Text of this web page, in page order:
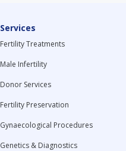
Services
Fertility Treatments
Male Infertility
Donor Services
Fertility Preservation
Gynaecological Procedures
Genetics & Diagnostics